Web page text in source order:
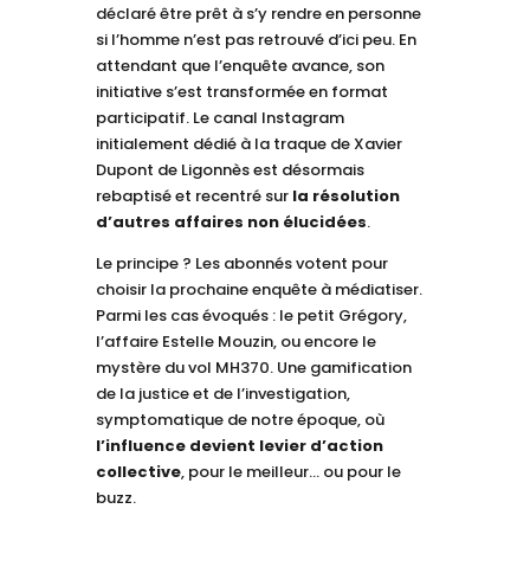
déclaré être prêt à s’y rendre en personne
si l’homme n’est pas retrouvé d’ici peu. En
attendant que l’enquête avance, son
initiative s’est transformée en format
participatif. Le canal Instagram
initialement dédié à la traque de Xavier
Dupont de Ligonnès est désormais
rebaptisé et recentré sur la résolution
d’autres affaires non élucidées.
Le principe ? Les abonnés votent pour
choisir la prochaine enquête à médiatiser.
Parmi les cas évoqués : le petit Grégory,
l’affaire Estelle Mouzin, ou encore le
mystère du vol MH370. Une gamification
de la justice et de l’investigation,
symptomatique de notre époque, où
l’influence devient levier d’action
collective, pour le meilleur… ou pour le
buzz.